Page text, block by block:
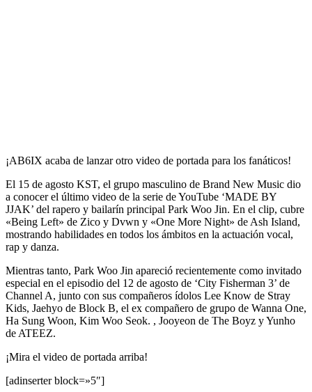
¡AB6IX acaba de lanzar otro video de portada para los fanáticos!
El 15 de agosto KST, el grupo masculino de Brand New Music dio
a conocer el último video de la serie de YouTube ‘MADE BY
JJAK’ del rapero y bailarín principal Park Woo Jin. En el clip, cubre
«Being Left» de Zico y Dvwn y «One More Night» de Ash Island,
mostrando habilidades en todos los ámbitos en la actuación vocal,
rap y danza.
Mientras tanto, Park Woo Jin apareció recientemente como invitado
especial en el episodio del 12 de agosto de ‘City Fisherman 3’ de
Channel A, junto con sus compañeros ídolos Lee Know de Stray
Kids, Jaehyo de Block B, el ex compañero de grupo de Wanna One,
Ha Sung Woon, Kim Woo Seok. , Jooyeon de The Boyz y Yunho
de ATEEZ.
¡Mira el video de portada arriba!
[adinserter block=»5″]